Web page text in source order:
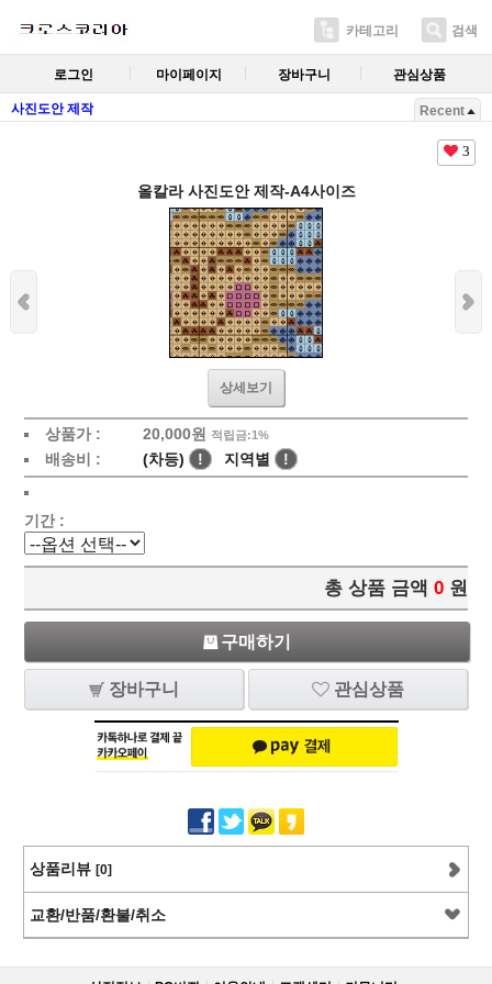
카테고리 검색
로그인 마이페이지 장바구니 관심상품
사진도안 제작 Recent
3
올칼라 사진도안 제작-A4사이즈
상세보기
상품가 : 20,000원 적립금:1%
배송비 : (차등) ! 지역별 !
기간 :
총 상품 금액 0 원
구매하기
장바구니 관심상품
상품리뷰 [0]
교환/반품/환불/취소